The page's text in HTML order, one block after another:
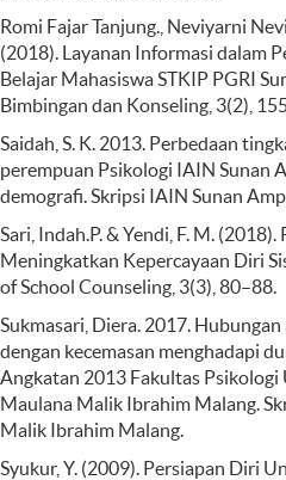
Romi Fajar Tanjung., Neviyarni
(2018). Layanan Informasi dalam
Belajar Mahasiswa STKIP PGRI
Bimbingan dan Konseling, 3(2),
Saidah, S. K. 2013. Perbedaan
perempuan Psikologi IAIN Sunan
demografi. Skripsi IAIN Sunan
Sari, Indah.P. & Yendi, F. M.
Meningkatkan Kepercayaan Diri
of School Counseling, 3(3), 80–88.
Sukmasari, Diera. 2017.
dengan kecemasan menghadapi
Angkatan 2013 Fakultas Psikologi
Maulana Malik Ibrahim Malang.
Malik Ibrahim Malang.
Syukur, Y. (2009). Persiapan Diri